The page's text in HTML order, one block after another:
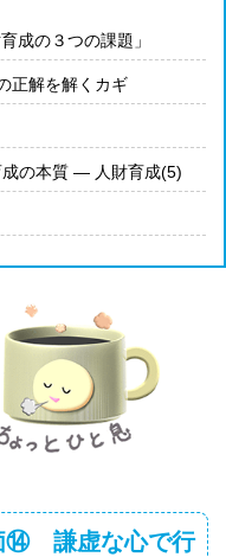
成の３つの課題」
正解を解くカギ
成の本質 ― 人財育成(5)
⑭ 謙虚な心で行